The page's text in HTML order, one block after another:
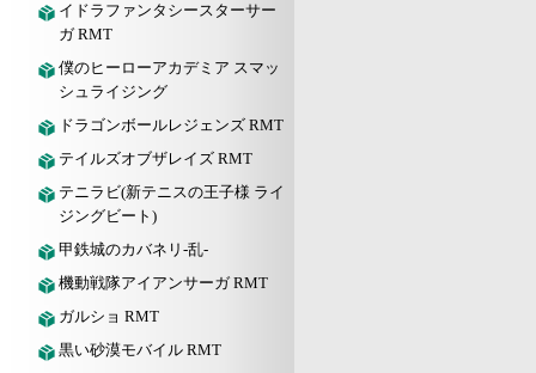
イドラファンタシースターサー
ガ RMT
僕のヒーローアカデミア スマッ
シュライジング
ドラゴンボールレジェンズ RMT
テイルズオブザレイズ RMT
テニラビ(新テニスの王子様 ライ
ジングビート)
甲鉄城のカバネリ-乱-
機動戦隊アイアンサーガ RMT
ガルショ RMT
黒い砂漠モバイル RMT